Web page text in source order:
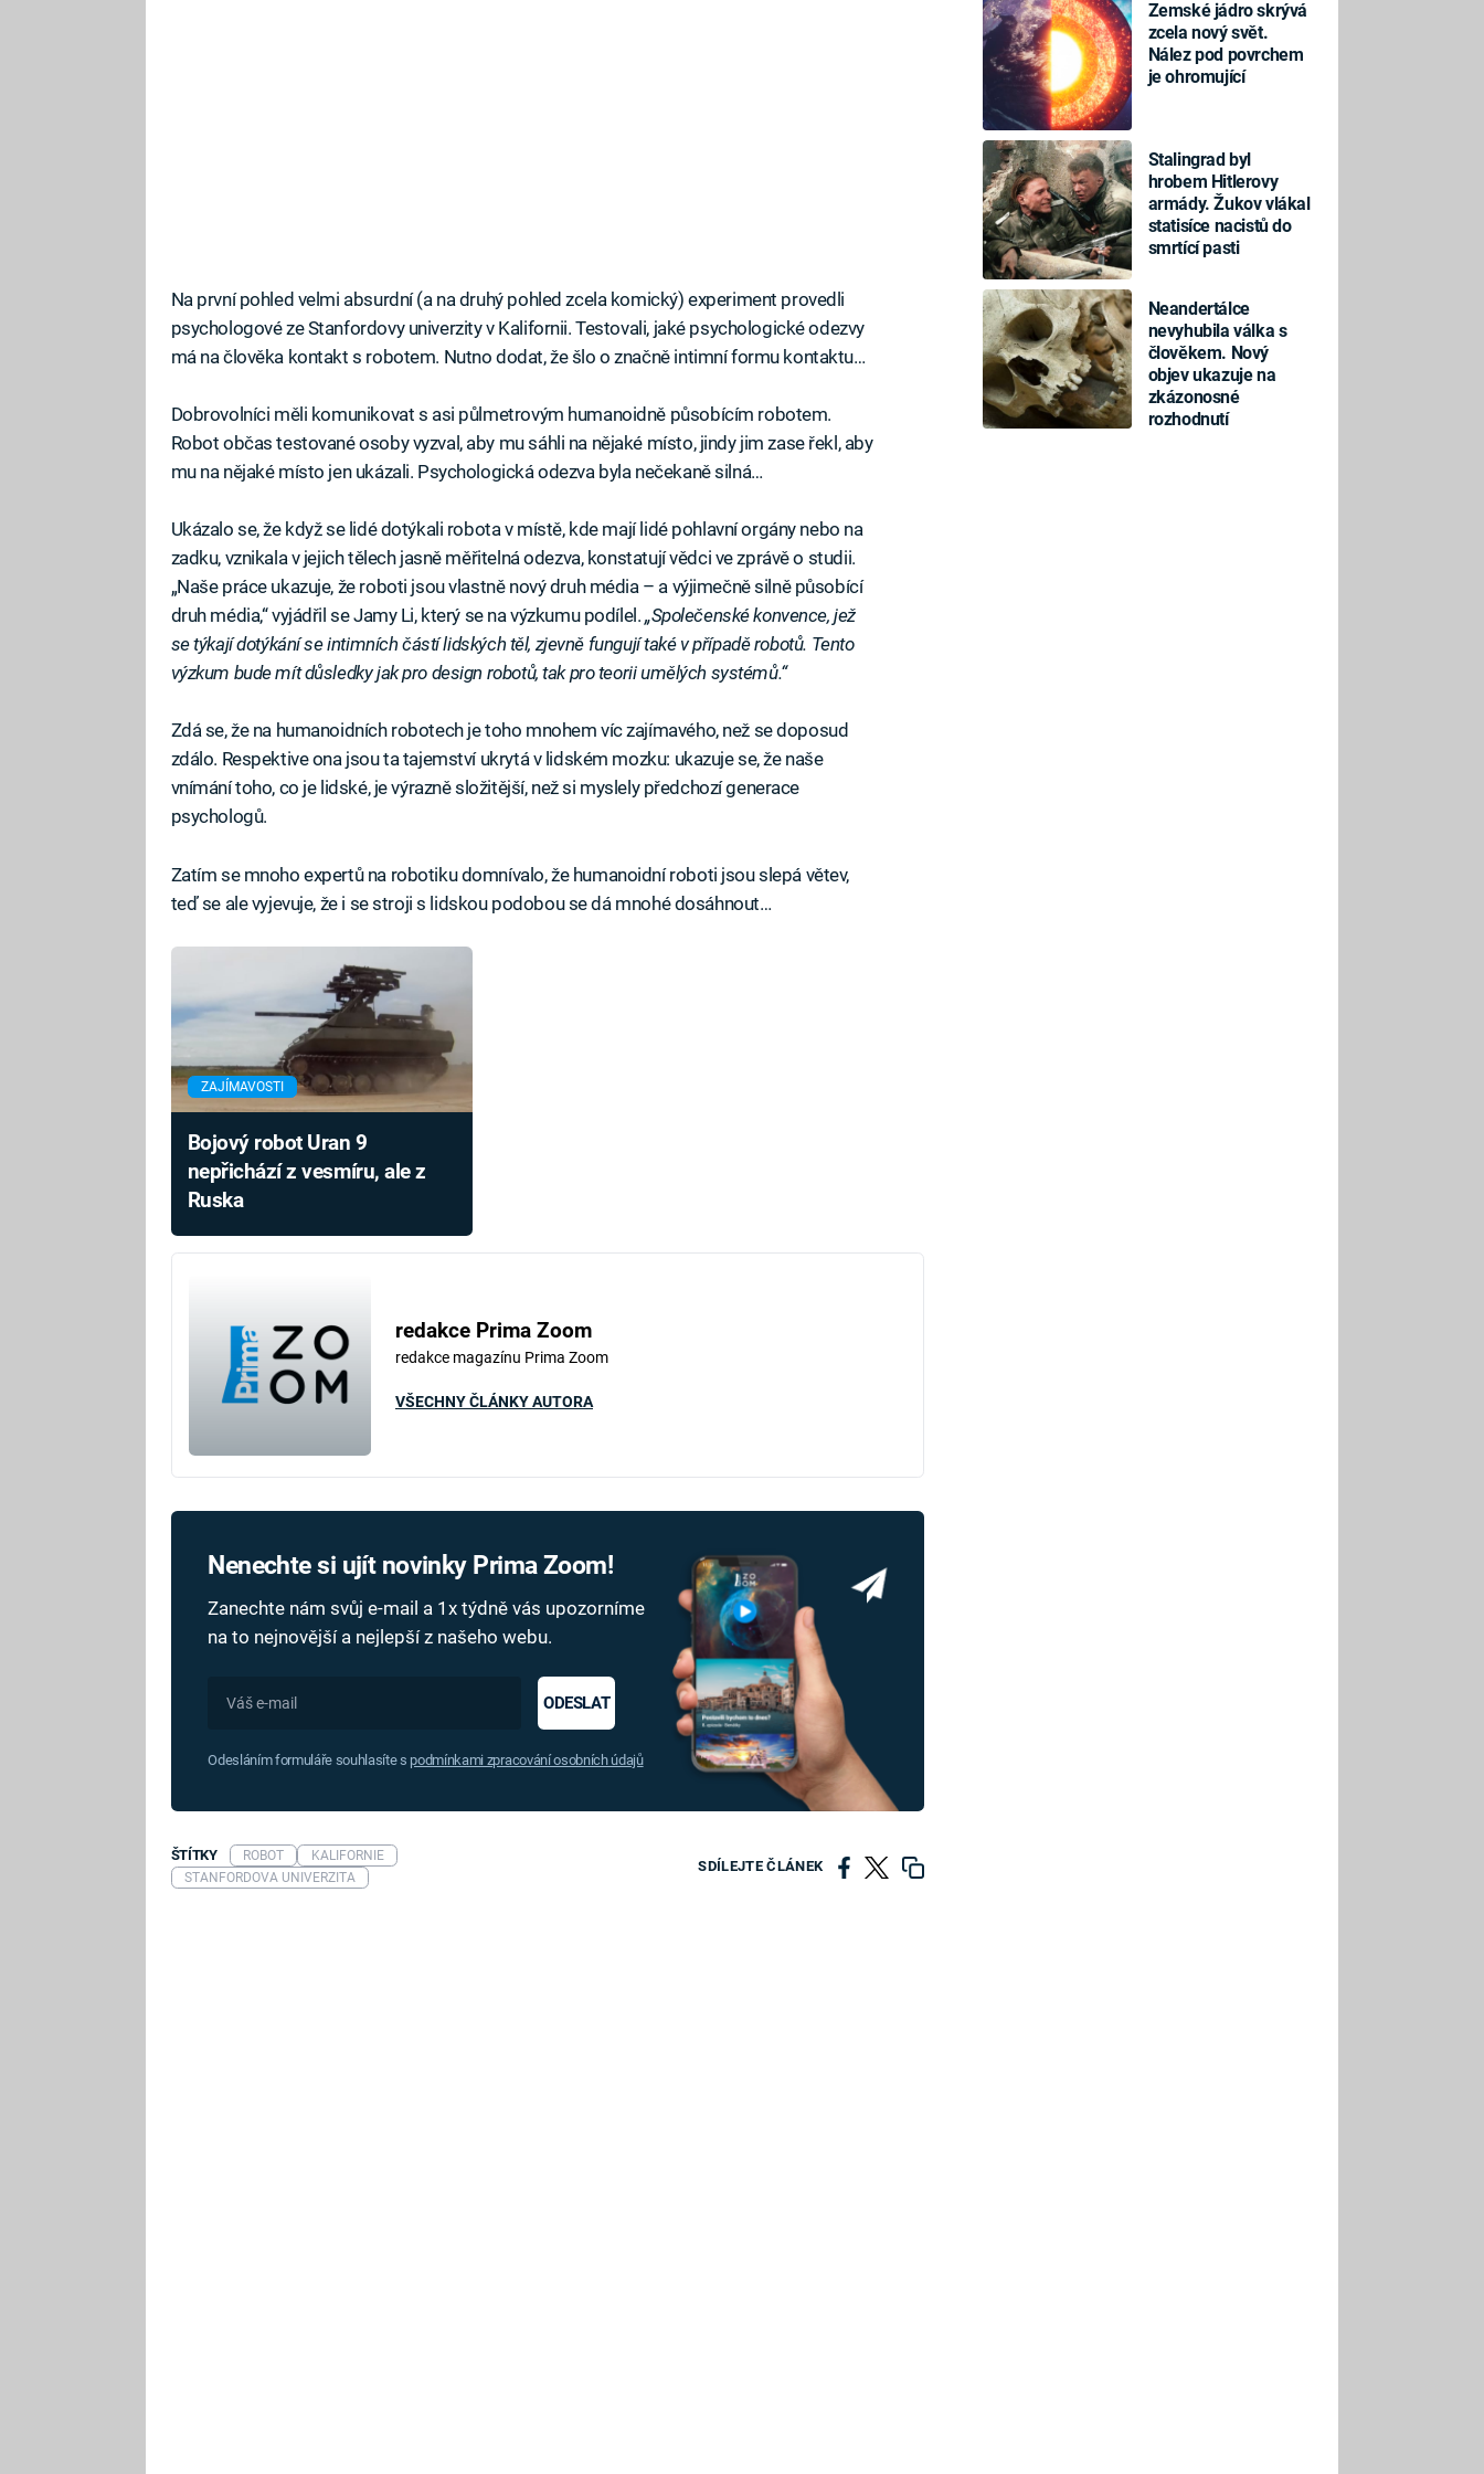
Zemské jádro skrývá
zcela nový svět.
Nález pod povrchem
je ohromující
Stalingrad byl
hrobem Hitlerovy
armády. Žukov vlákal
statisíce nacistů do
smrtící pasti
Neandertálce
nevyhubila válka s
člověkem. Nový
objev ukazuje na
zkázonosné
rozhodnutí
Na první pohled velmi absurdní (a na druhý pohled zcela komický) experiment provedli
psychologové ze Stanfordovy univerzity v Kalifornii. Testovali, jaké psychologické odezvy
má na člověka kontakt s robotem. Nutno dodat, že šlo o značně intimní formu kontaktu…
Dobrovolníci měli komunikovat s asi půlmetrovým humanoidně působícím robotem.
Robot občas testované osoby vyzval, aby mu sáhli na nějaké místo, jindy jim zase řekl, aby
mu na nějaké místo jen ukázali. Psychologická odezva byla nečekaně silná…
Ukázalo se, že když se lidé dotýkali robota v místě, kde mají lidé pohlavní orgány nebo na
zadku, vznikala v jejich tělech jasně měřitelná odezva, konstatují vědci ve zprávě o studii.
„Naše práce ukazuje, že roboti jsou vlastně nový druh média – a výjimečně silně působící
druh média,“ vyjádřil se Jamy Li, který se na výzkumu podílel. „Společenské konvence, jež
se týkají dotýkání se intimních částí lidských těl, zjevně fungují také v případě robotů. Tento
výzkum bude mít důsledky jak pro design robotů, tak pro teorii umělých systémů.“
Zdá se, že na humanoidních robotech je toho mnohem víc zajímavého, než se doposud
zdálo. Respektive ona jsou ta tajemství ukrytá v lidském mozku: ukazuje se, že naše
vnímání toho, co je lidské, je výrazně složitější, než si myslely předchozí generace
psychologů.
Zatím se mnoho expertů na robotiku domnívalo, že humanoidní roboti jsou slepá větev,
teď se ale vyjevuje, že i se stroji s lidskou podobou se dá mnohé dosáhnout…
ZAJÍMAVOSTI
Bojový robot Uran 9
nepřichází z vesmíru, ale z
Ruska
redakce Prima Zoom
redakce magazínu Prima Zoom
VŠECHNY ČLÁNKY AUTORA
Nenechte si ujít novinky Prima Zoom!
Zanechte nám svůj e-mail a 1x týdně vás upozorníme
na to nejnovější a nejlepší z našeho webu.
ODESLAT
Odesláním formuláře souhlasíte s podmínkami zpracování osobních údajů
SDÍLEJTE ČLÁNEK
ŠTÍTKY ROBOT
KALIFORNIE
STANFORDOVA UNIVERZITA